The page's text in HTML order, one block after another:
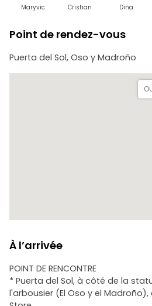
- Cadeau gratuit : Guide exclusif
Les places se remplissent
gratuitement et annulez à tout
Maryvic Cristian Dina
Point de rendez-vous
Puerta del Sol, Oso y Madroño
À l’arrivée
POINT DE RENCONTRE
* Puerta del Sol, à côté de la
l'arbousier (El Oso y el